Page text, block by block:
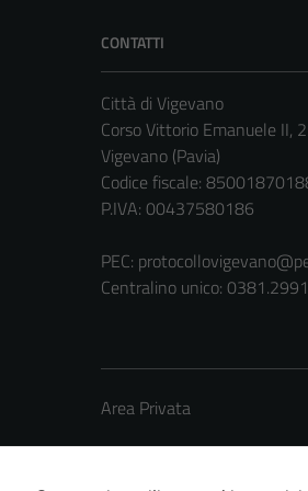
CONTATTI
Città di Vigevano
Corso Vittorio Emanuele II,
Vigevano (Pavia)
Codice fiscale:
P.IVA: 00437580186
PEC:
Centralino unico: 0381.2991
Area Privata